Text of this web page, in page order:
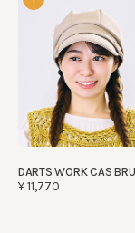
DARTS WORK CAS
¥11,770